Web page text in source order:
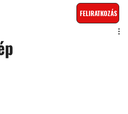
FELIRATKOZÁS